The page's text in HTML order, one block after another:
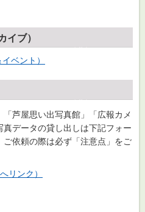
イブ）
ベント）
「芦屋思い出写真館」「広報カメ
データの貸し出しは下記フォー
依頼の際は必ず「注意点」をご
リンク）